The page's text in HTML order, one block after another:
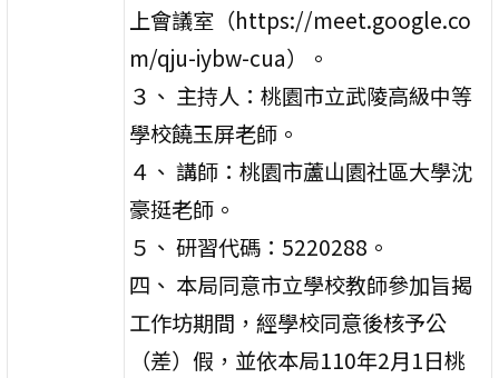
上會議室（https://meet.google.co
m/qju-iybw-cua）。
３、 主持人：桃園市立武陵高級中等
學校饒玉屏老師。
４、 講師：桃園市蘆山園社區大學沈
豪挺老師。
５、 研習代碼：5220288。
四、 本局同意市立學校教師參加旨揭
工作坊期間，經學校同意後核予公
（差）假，並依本局110年2月1日桃